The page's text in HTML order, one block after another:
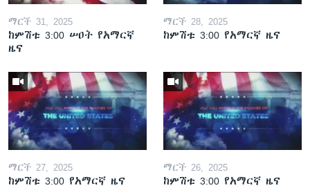
ማርች 31, 2025
ከምሽቱ 3:00 ሠዐት የአማርኛ
ዜና
ማርች 28, 2025
ከምሽቱ 3:00 የአማርኛ ዜና
ማርች 27, 2025
ከምሽቱ 3:00 የአማርኛ ዜና
ማርች 26, 2025
ከምሽቱ 3:00 የአማርኛ ዜና